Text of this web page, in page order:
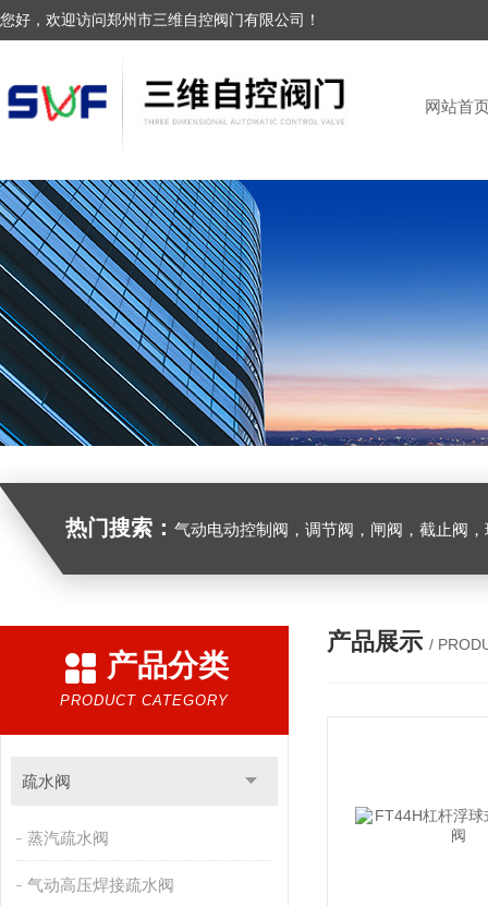
您好，欢迎访问郑州市三维自控阀门有限公司！
网站首
热门搜索： 气动电动控制阀，调节阀，闸阀，截止阀，球阀，蝶阀，止回阀，高温高压
产品分类
PRODUCT CATEGORY
疏水阀
蒸汽疏水阀
气动高压焊接疏水阀
产品展示 /